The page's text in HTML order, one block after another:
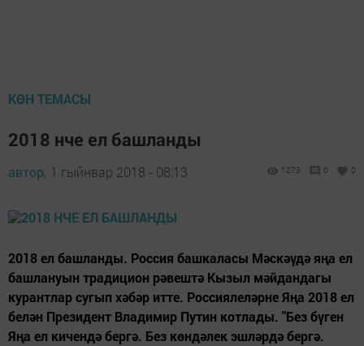
КӨН ТЕМАСЫ
2018 нче ел башланды
автор, 1 гыйнвар 2018 - 08:13 1273 0 0
2018 ел башланды. Россия башкаласы Мәскәүдә яңа ел
башлануын традицион рәвештә Кызыл мәйдандагы
курантлар сугып хәбәр итте. Россиялеләрне Яңа 2018 ел
белән Президент Владимир Путин котлады. "Без бүген
Яңа ел кичендә бергә. Без көндәлек эшләрдә бергә.